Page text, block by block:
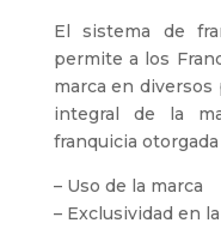
El sistema de
permite a los
marca en
integral de la
franquicia
– Uso de la marca
– Exclusividad en